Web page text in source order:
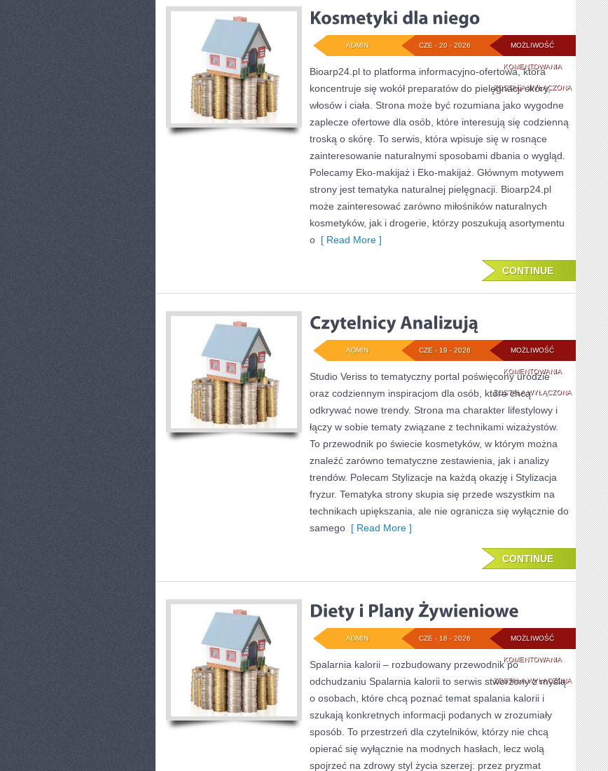
MOŻLIWOŚĆ
KOMENTOWANIAKOSMETYKI
DLA
NIEGO
ZOSTAŁA WYŁĄCZONA
CZE - 20 - 2026
ADMIN
Bioarp24.pl to platforma informacyjno-ofertowa, która
koncentruje się wokół preparatów do pielęgnacji skóry,
włosów i ciała. Strona może być rozumiana jako wygodne
zaplecze ofertowe dla osób, które interesują się codzienną
troską o skórę. To serwis, która wpisuje się w rosnące
zainteresowanie naturalnymi sposobami dbania o wygląd.
Polecamy Eko-makijaż i Eko-makijaż. Głównym motywem
strony jest tematyka naturalnej pielęgnacji. Bioarp24.pl
może zainteresować zarówno miłośników naturalnych
kosmetyków, jak i drogerie, którzy poszukują asortymentu
o [ Read More ]
CONTINUE
MOŻLIWOŚĆ
KOMENTOWANIACZYTELNICY
ANALIZUJĄ
ZOSTAŁA WYŁĄCZONA
CZE - 19 - 2026
ADMIN
Studio Veriss to tematyczny portal poświęcony urodzie
oraz codziennym inspiracjom dla osób, które chcą
odkrywać nowe trendy. Strona ma charakter lifestylowy i
łączy w sobie tematy związane z technikami wizażystów.
To przewodnik po świecie kosmetyków, w którym można
znaleźć zarówno tematyczne zestawienia, jak i analizy
trendów. Polecam Stylizacje na każdą okazję i Stylizacja
fryzur. Tematyka strony skupia się przede wszystkim na
technikach upiększania, ale nie ogranicza się wyłącznie do
samego [ Read More ]
CONTINUE
MOŻLIWOŚĆ
KOMENTOWANIADIETY
I
PLANY
ŻYWIENIOWE
ZOSTAŁA WYŁĄCZONA
CZE - 18 - 2026
ADMIN
Spalarnia kalorii – rozbudowany przewodnik po
odchudzaniu Spalarnia kalorii to serwis stworzony z myślą
o osobach, które chcą poznać temat spalania kalorii i
szukają konkretnych informacji podanych w zrozumiały
sposób. To przestrzeń dla czytelników, którzy nie chcą
opierać się wyłącznie na modnych hasłach, lecz wolą
spojrzeć na zdrowy styl życia szerzej: przez pryzmat